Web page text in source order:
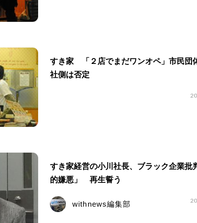
すき家 「２店でまだワンオペ」市民
社側は否定
すき家経営の小川社長、ブラック企業批
的嫌悪」 再生誓う
withnews編集部